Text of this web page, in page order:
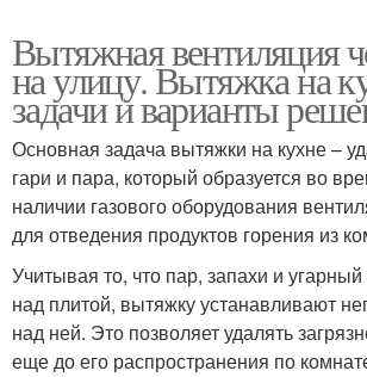
Вытяжная вентиляция
на улицу. Вытяжка на
задачи и варианты
Основная задача вытяжки на кухне –
гари и пара, который образуется во
наличии газового оборудования
для отведения продуктов горения из
Учитывая то, что пар, запахи и угарный
над плитой, вытяжку устанавливают
над ней. Это позволяет удалять
еще до его распространения по